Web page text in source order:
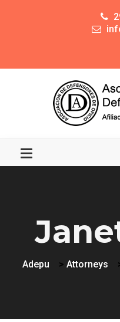
Adepu > Attorneys